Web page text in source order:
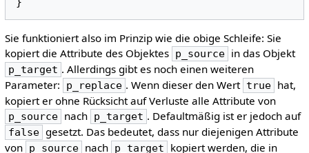
Sie funktioniert also im Prinzip wie die obige Schleife: Sie
kopiert die Attribute des Objektes p_source in das Objekt
p_target . Allerdings gibt es noch einen weiteren
Parameter:
p_replace . Wenn dieser den Wert true hat,
kopiert er ohne Rücksicht auf Verluste alle Attribute von
p_source nach p_target . Defaultmäßig ist er jedoch auf
false gesetzt. Das bedeutet, dass nur diejenigen Attribute
von p_source nach p_target kopiert werden, die in